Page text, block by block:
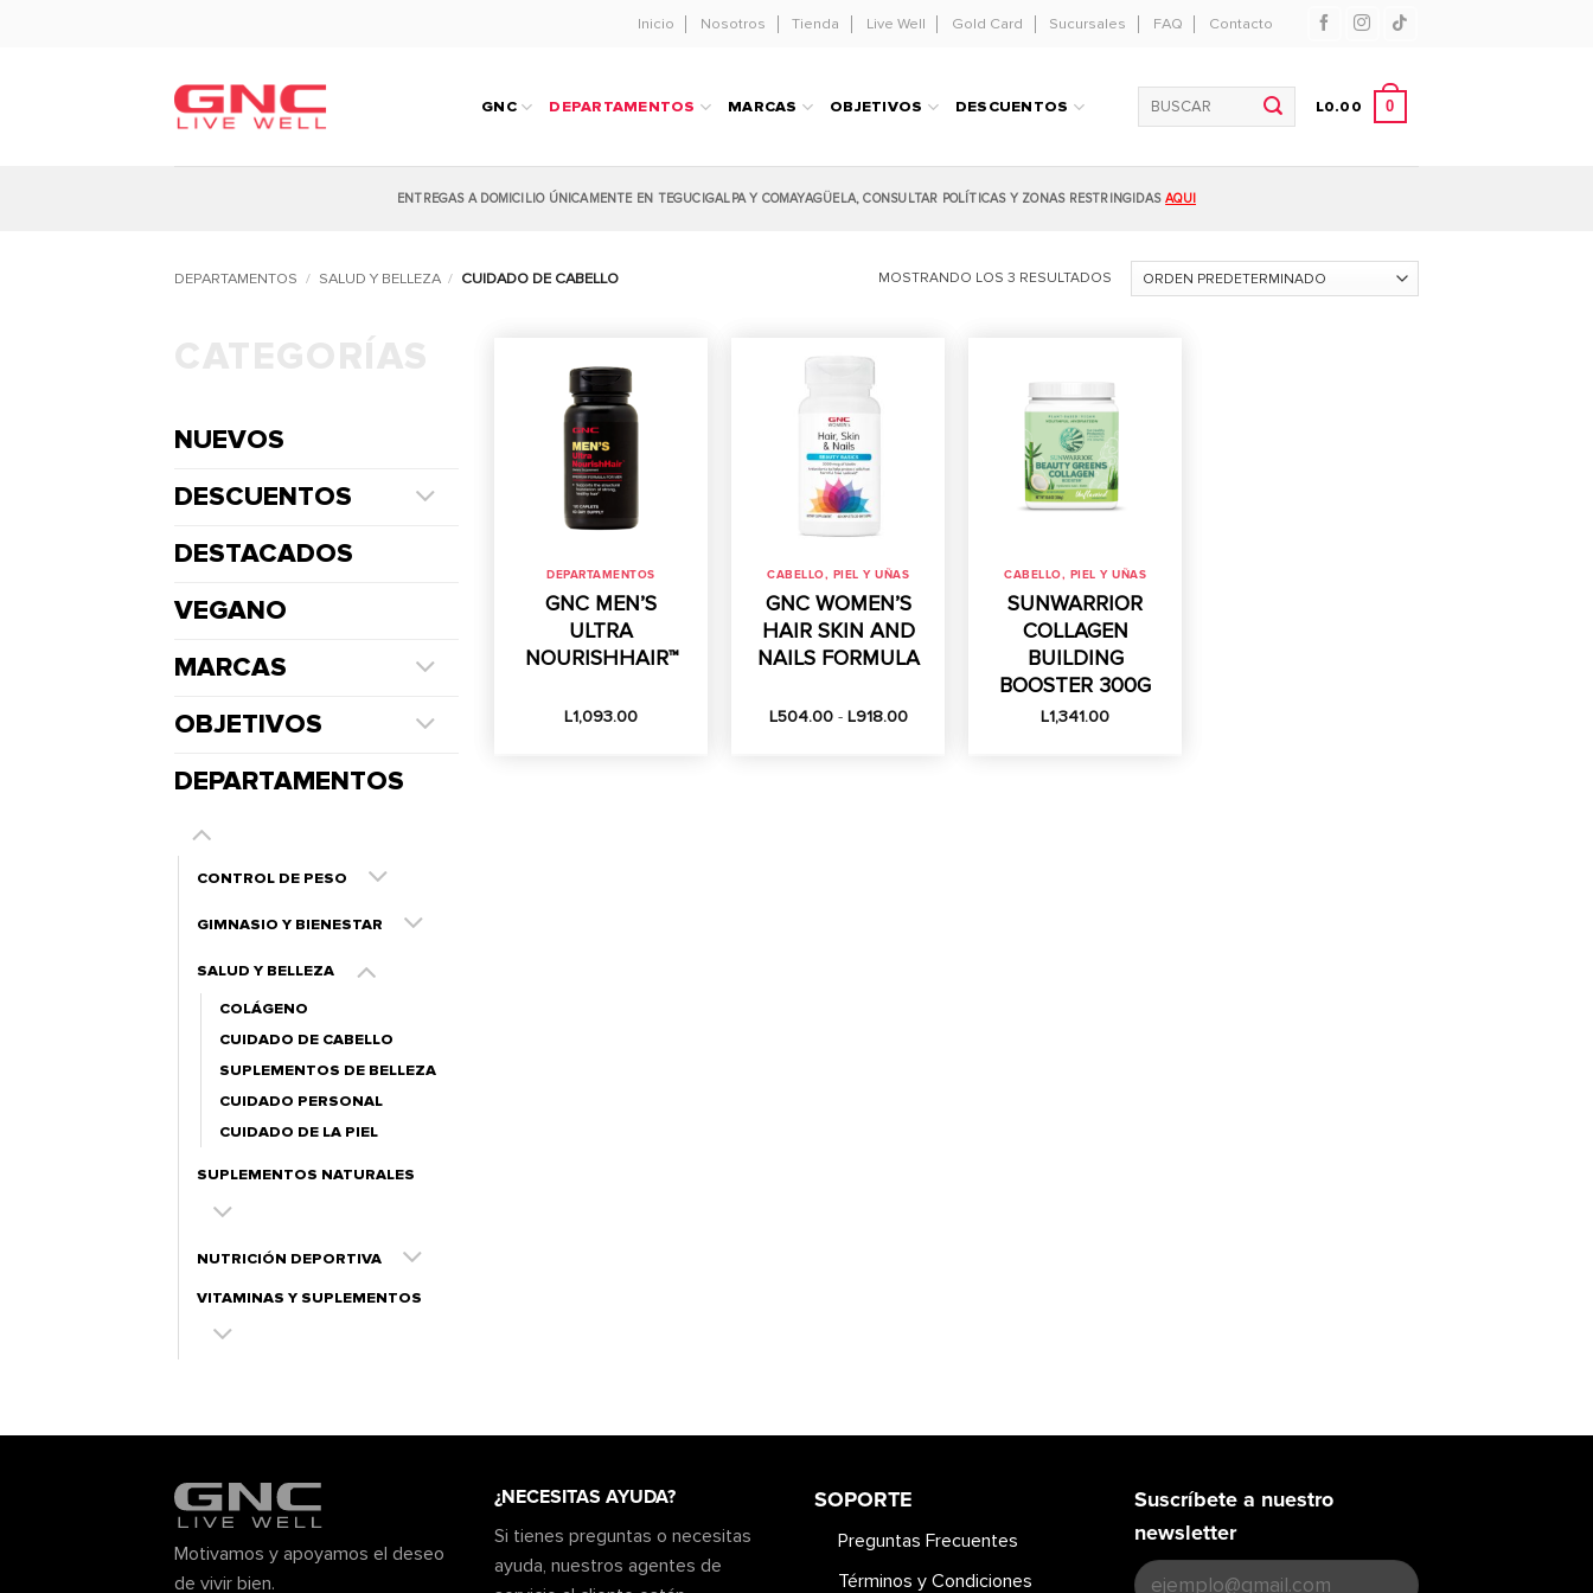
Inicio Nosotros Tienda Live Well Gold Card Sucursales FAQ Contacto
GNC DEPARTAMENTOS MARCAS OBJETIVOS DESCUENTOS
Buscar
L0.00 0
ENTREGAS A DOMICILIO ÚNICAMENTE EN TEGUCIGALPA Y COMAYAGÜELA, CONSULTAR POLÍTICAS Y ZONAS RESTRINGIDAS AQUI
DEPARTAMENTOS / SALUD Y BELLEZA / CUIDADO DE CABELLO MOSTRANDO LOS 3 RESULTADOS
NUEVOS
DESCUENTOS
DESTACADOS
VEGANO
MARCAS
OBJETIVOS
DEPARTAMENTOS
CONTROL DE PESO
GIMNASIO Y BIENESTAR
SALUD Y BELLEZA
COLÁGENO
CUIDADO DE CABELLO
SUPLEMENTOS DE BELLEZA
CUIDADO PERSONAL
CUIDADO DE LA PIEL
SUPLEMENTOS NATURALES
NUTRICIÓN DEPORTIVA
VITAMINAS Y SUPLEMENTOS
DEPARTAMENTOS
GNC MEN’S
ULTRA
NOURISHHAIR™
L1,093.00
CABELLO, PIEL Y UÑAS
GNC WOMEN’S
HAIR SKIN AND
NAILS FORMULA
L504.00 - L918.00Rango
CABELLO, PIEL Y UÑAS
SUNWARRIOR
COLLAGEN
BUILDING
BOOSTER 300G
L1,341.00
Motivamos y apoyamos el deseo
de vivir bien.
¿NECESITAS AYUDA?
Si tienes preguntas o necesitas
ayuda, nuestros agentes de
SOPORTE
Preguntas Frecuentes
Términos y Condiciones
Suscríbete a nuestro
newsletter